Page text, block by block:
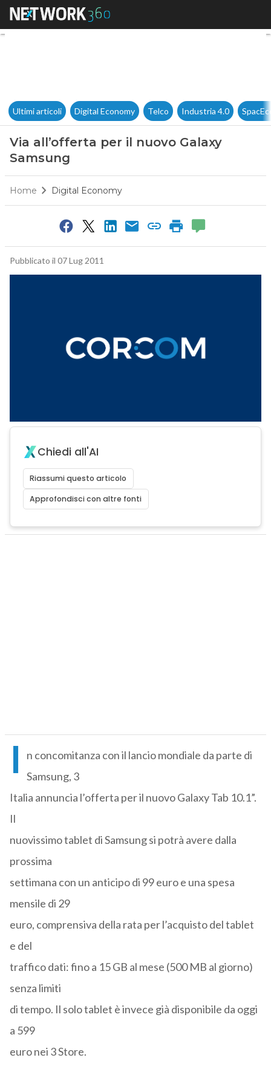
Via all’offerta per il nuovo
Ultimi articoli Digital Economy Telco Industria 4.0
Via all’offerta per il nuovo Galaxy
Samsung
Home Digital Economy
Pubblicato il 07 Lug 2011
Chiedi all'AI
Riassumi questo articolo
Approfondisci con altre fonti
I
n concomitanza con il lancio mondiale da parte di
Samsung, 3
Italia annuncia l’offerta per il nuovo Galaxy Tab 10.1”.
Il
nuovissimo tablet di Samsung si potrà avere dalla
prossima
settimana con un anticipo di 99 euro e una spesa
mensile di 29
euro, comprensiva della rata per l’acquisto del tablet
e del
traffico dati: fino a 15 GB al mese (500 MB al giorno)
senza limiti
di tempo. Il solo tablet è invece già disponibile da oggi
a 599
euro nei 3 Store.